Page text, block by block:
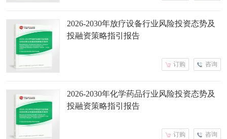
2026-2030年放疗设备行业风险投资态势及
投融资策略指引报告
咨询
订购
2026-2030年化学药品行业风险投资态势及
投融资策略指引报告
咨询
订购